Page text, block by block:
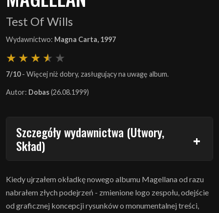
Test Of Wills
Wydawnictwo: Magna Carta, 1997
7/10- Więcej niż dobry, zasługujący na uwagę album.
Autor: Dobas(26.08.1999)
Szczegóły wydawnictwa (Utwory,
Skład)
Kiedy ujrzałem okładkę nowego albumu Magellana od razu
nabrałem złych podejrzeń - zmienione logo zespołu, odejście
od graficznej koncepcji rysunków o monumentalnej treści,